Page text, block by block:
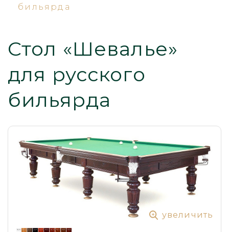
бильярда
Стол «Шевалье»
для русского
бильярда
увеличить